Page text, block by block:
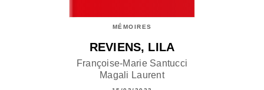
MÉMOIRES
REVIENS, LILA
Françoise-Marie Santucci
Magali Laurent